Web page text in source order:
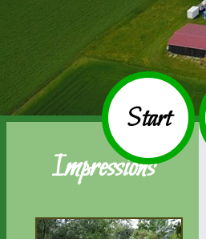
Start
Impressions